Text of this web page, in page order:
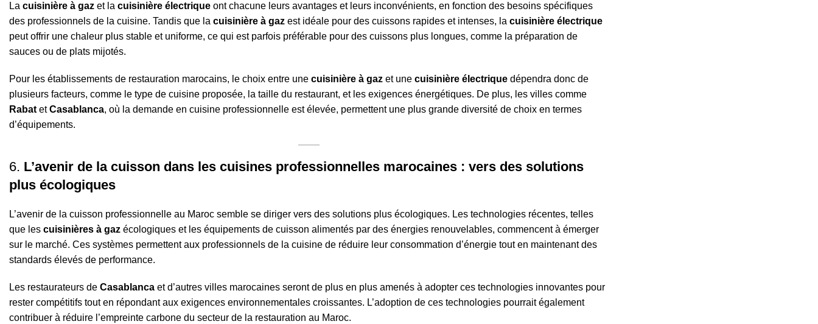
La cuisinière à gaz et la cuisinière électrique ont chacune leurs avantages et leurs inconvénients, en fonction des besoins spécifiques
des professionnels de la cuisine. Tandis que la cuisinière à gaz est idéale pour des cuissons rapides et intenses, la cuisinière électrique
peut offrir une chaleur plus stable et uniforme, ce qui est parfois préférable pour des cuissons plus longues, comme la préparation de
sauces ou de plats mijotés.
Pour les établissements de restauration marocains, le choix entre une cuisinière à gaz et une cuisinière électrique dépendra donc de
plusieurs facteurs, comme le type de cuisine proposée, la taille du restaurant, et les exigences énergétiques. De plus, les villes comme
Rabat etCasablanca, où la demande en cuisine professionnelle est élevée, permettent une plus grande diversité de choix en termes
d’équipements.
6. L’avenir de la cuisson dans les cuisines professionnelles marocaines : vers des solutions
plus écologiques
L’avenir de la cuisson professionnelle au Maroc semble se diriger vers des solutions plus écologiques. Les technologies récentes, telles
que les cuisinières à gaz écologiques et les équipements de cuisson alimentés par des énergies renouvelables, commencent à émerger
sur le marché. Ces systèmes permettent aux professionnels de la cuisine de réduire leur consommation d’énergie tout en maintenant des
standards élevés de performance.
Les restaurateurs de Casablanca et d’autres villes marocaines seront de plus en plus amenés à adopter ces technologies innovantes pour
rester compétitifs tout en répondant aux exigences environnementales croissantes. L’adoption de ces technologies pourrait également
contribuer à réduire l’empreinte carbone du secteur de la restauration au Maroc.